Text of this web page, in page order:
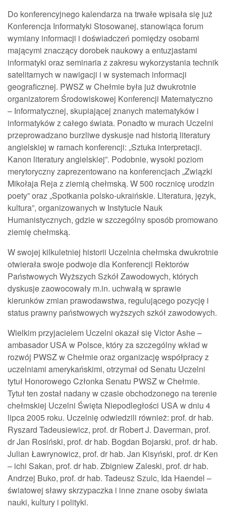
Do konferencyjnego kalendarza na trwałe wpisała się już
Konferencja Informatyki Stosowanej, stanowiąca forum
wymiany informacji i doświadczeń pomiędzy osobami
mającymi znaczący dorobek naukowy a entuzjastami
informatyki oraz seminaria z zakresu wykorzystania technik
satelitarnych w nawigacji i w systemach informacji
geograficznej. PWSZ w Chełmie była już dwukrotnie
organizatorem Środowiskowej Konferencji Matematyczno
– Informatycznej, skupiającej znanych matematyków i
informatyków z całego świata. Ponadto w murach Uczelni
przeprowadzano burzliwe dyskusje nad historią literatury
angielskiej w ramach konferencji: „Sztuka interpretacji.
Kanon literatury angielskiej”. Podobnie, wysoki poziom
merytoryczny zaprezentowano na konferencjach „Związki
Mikołaja Reja z ziemią chełmską. W 500 rocznicę urodzin
poety” oraz „Spotkania polsko-ukraińskie. Literatura, język,
kultura”, organizowanych w Instytucie Nauk
Humanistycznych, gdzie w szczególny sposób promowano
ziemię chełmską.
W swojej kilkuletniej historii Uczelnia chełmska dwukrotnie
otwierała swoje podwoje dla Konferencji Rektorów
Państwowych Wyższych Szkół Zawodowych, których
dyskusje zaowocowały m.in. uchwałą w sprawie
kierunków zmian prawodawstwa, regulującego pozycję i
status prawny państwowych wyższych szkół zawodowych.
Wielkim przyjacielem Uczelni okazał się Victor Ashe –
ambasador USA w Polsce, który za szczególny wkład w
rozwój PWSZ w Chełmie oraz organizację współpracy z
uczelniami amerykańskimi, otrzymał od Senatu Uczelni
tytuł Honorowego Członka Senatu PWSZ w Chełmie.
Tytuł ten został nadany w czasie obchodzonego na terenie
chełmskiej Uczelni Święta Niepodległości USA w dniu 4
lipca 2005 roku. Uczelnię odwiedzili również: prof. dr hab.
Ryszard Tadeusiewicz, prof. dr Robert J. Daverman, prof.
dr Jan Rosiński, prof. dr hab. Bogdan Bojarski, prof. dr hab.
Julian Ławrynowicz, prof. dr hab. Jan Kisyński, prof. dr Ken
– ichi Sakan, prof. dr hab. Zbigniew Zaleski, prof. dr hab.
Andrzej Buko, prof. dr hab. Tadeusz Szulc, Ida Haendel –
światowej sławy skrzypaczka i inne znane osoby świata
nauki, kultury i polityki.